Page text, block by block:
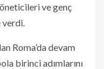
ve genç
Roma’da devam
birinci adımlarını